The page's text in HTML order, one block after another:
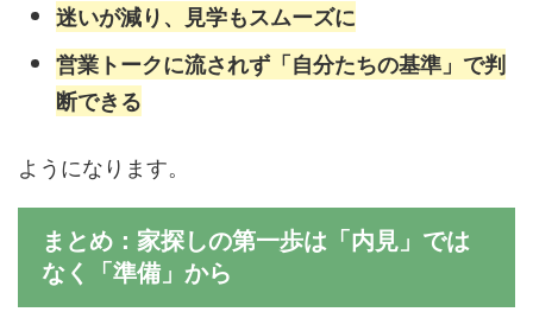
迷いが減り、見学もスムーズに
営業トークに流されず「自分たちの基準」で判
断できる
ようになります。
まとめ：家探しの第一歩は「内見」では
なく「準備」から